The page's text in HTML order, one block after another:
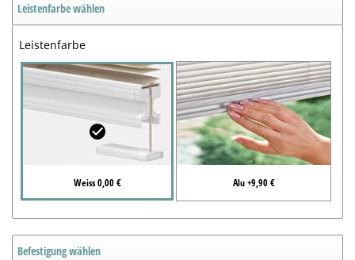
Leistenfarbe wählen
Leistenfarbe
Weiss 0,00 € Alu +9,90 €
Befestigung wählen